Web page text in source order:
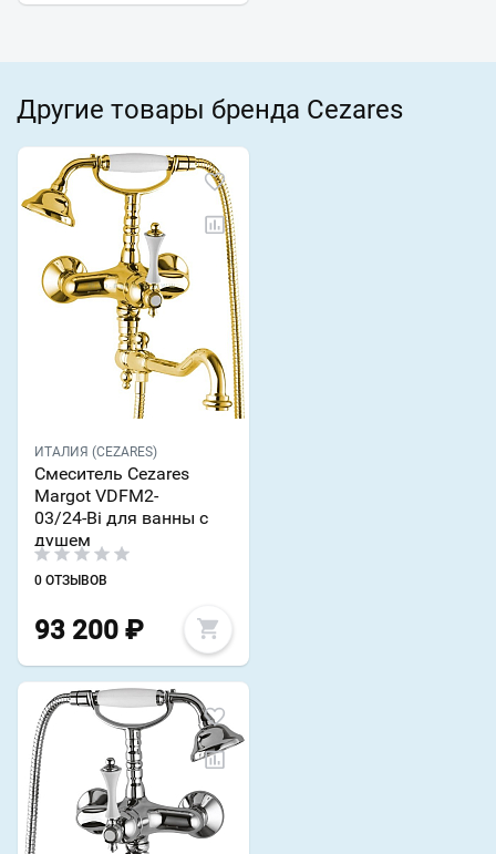
Другие товары бренда Cezares
ИТАЛИЯ (CEZARES)
Смеситель Cezares
Margot VDFM2-
03/24-Bi для ванны с
душем
0 ОТЗЫВОВ
93 200 ₽